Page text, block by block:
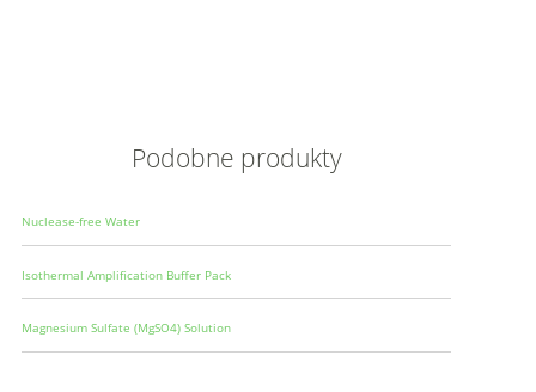
Podobne produkty
Nuclease-free Water
Isothermal Amplification Buffer Pack
Magnesium Sulfate (MgSO4) Solution